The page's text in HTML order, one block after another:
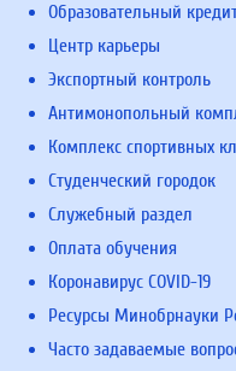
Образовательный
Центр карьеры
Экспортный контроль
Антимонопольный
Комплекс спортивных
Студенческий городок
Служебный раздел
Оплата обучения
Коронавирус COVID-19
Ресурсы Минобрнауки
Часто задаваемые